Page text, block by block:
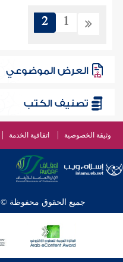
1
2
العرض الموضوعي
تصنيف الكتب
وثيقة الخصوصية اتفاقية الخدمة
جميع الحقوق محفوظة © 2026 - 1998 لشبكة إسلام ويب